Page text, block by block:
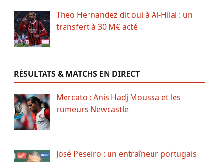
Theo Hernandez dit oui à Al-Hilal : un
transfert à 30 M€ acté
RÉSULTATS & MATCHS EN DIRECT
Mercato : Anis Hadj Moussa et les
rumeurs Newcastle
José Peseiro : un entraîneur portugais